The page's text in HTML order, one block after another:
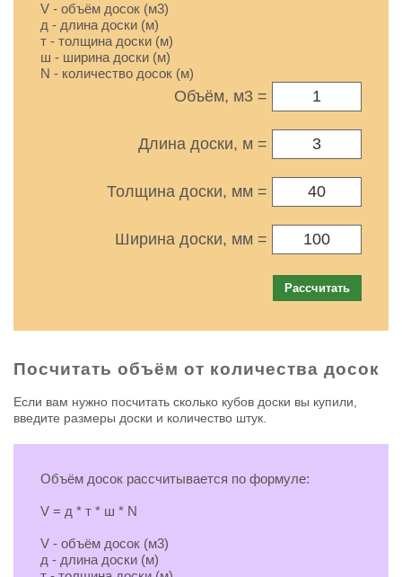
V - объём досок (м3)
д - длина доски (м)
т - толщина доски (м)
ш - ширина доски (м)
N - количество досок (м)
Объём, м3 =
Длина доски, м =
Толщина доски, мм =
Ширина доски, мм =
Рассчитать
Посчитать объём от количества досок
Если вам нужно посчитать сколько кубов доски вы купили,
введите размеры доски и количество штук.
Объём досок рассчитывается по формуле:
V = д * т * ш * N
V - объём досок (м3)
д - длина доски (м)